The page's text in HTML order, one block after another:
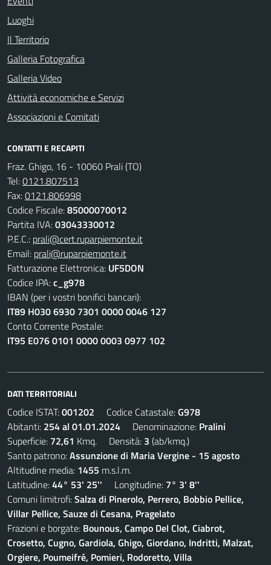
Luoghi
Il Territorio
Galleria Fotografica
Galleria Video
Attività economiche e Servizi
Associazioni e Comitati
CONTATTI E RECAPITI
Fraz. Ghigo, 16 - 10060 Prali (TO)
Tel:0121.807513
Fax:0121.806998
Codice Fiscale:85000070012
Partita IVA:03043330012
P.E.C.: prali@cert.ruparpiemonte.it
Email: prali@ruparpiemonte.it
Fatturazione Elettronica: UF5DON
Codice IPA:c_g978
IBAN (per i vostri bonifici bancari):
IT89 H030 6930 7301 0000 0046 127
Conto Corrente Postale:
IT95 E076 0101 0000 0003 0977 102
DATI TERRITORIALI
Codice ISTAT:001202 Codice Catastale:G978
Abitanti: 254 al 01.01.2024 Denominazione: Pralini
Superficie: 72,61 Kmq. Densità: 3 (ab/kmq.)
Santo patrono:Assunzione di Maria Vergine - 15 agosto
Altitudine media: 1455 m.s.l.m.
Latitudine:44° 53' 25'' Longitudine: 7° 3' 8''
Comuni limitrofi:Salza di Pinerolo, Perrero, Bobbio Pellice,
Villar Pellice, Sauze di Cesana, Pragelato
Frazioni e borgate: Bounous, Campo Del Clot, Ciabrot,
Crosetto, Cugno, Gardiola, Ghigo, Giordano, Indritti, Malzat,
Orgiere, Poumeifré, Pomieri, Rodoretto, Villa